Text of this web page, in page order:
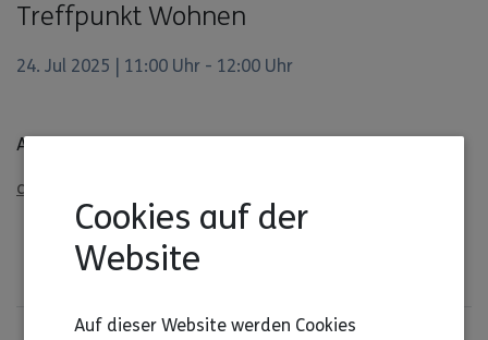
Treffpunkt Wohnen
24. Jul 2025 | 11:00 Uhr - 12:00 Uhr
Anmeldung über Christopher Märkle
christopher.maerkle@lebenshilfe-bw.de
Cookies auf der
Website
Auf dieser Website werden Cookies